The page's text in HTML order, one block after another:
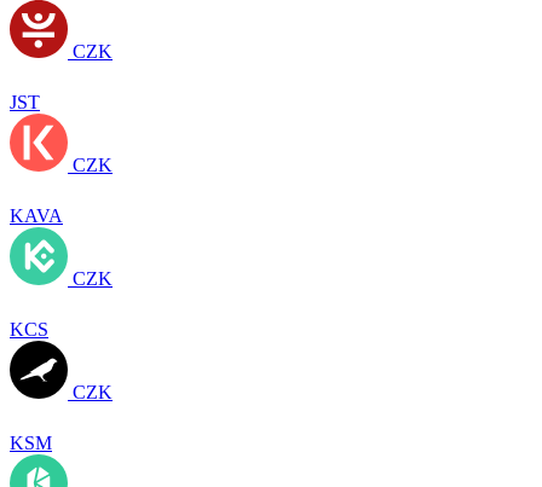
CZK
JST
CZK
KAVA
CZK
KCS
CZK
KSM